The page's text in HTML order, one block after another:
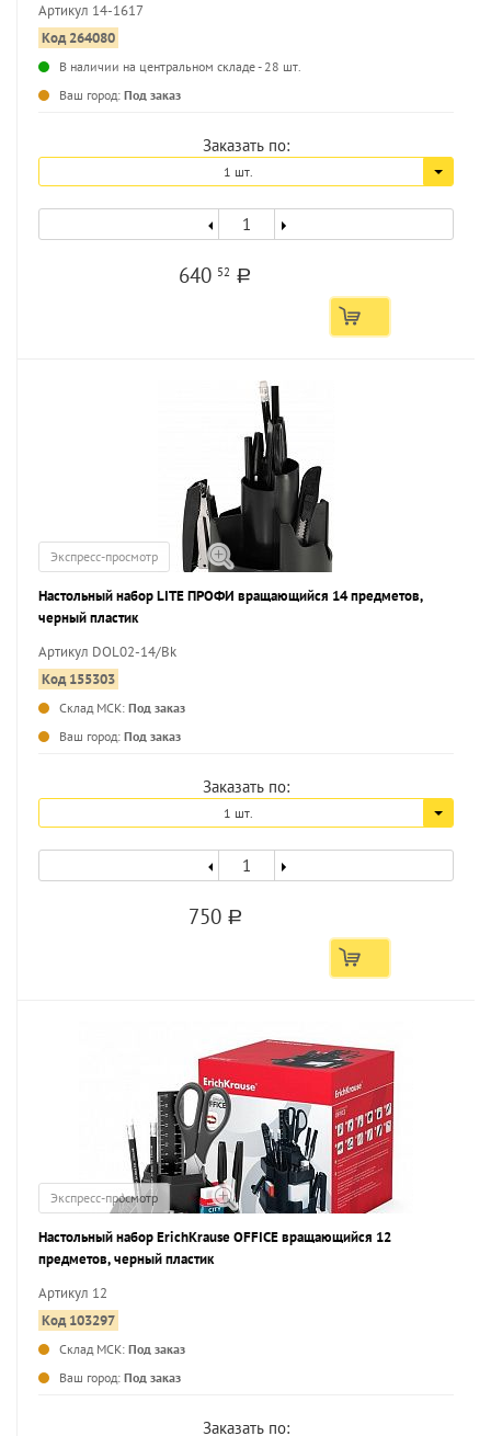
Артикул 14-1617
Код 264080
В наличии на центральном складе - 28 шт.
Ваш город: Под заказ
Заказать по:
1 шт.
640 52 a
Экспресс-просмотр
Настольный набор LITE ПРОФИ вращающийся 14 предметов,
черный пластик
Артикул DOL02-14/Bk
Код 155303
Склад МСК: Под заказ
Ваш город: Под заказ
Заказать по:
1 шт.
750 a
Экспресс-просмотр
Настольный набор ErichKrause OFFICE вращающийся 12
предметов, черный пластик
Артикул 12
Код 103297
Склад МСК: Под заказ
Ваш город: Под заказ
Заказать по: